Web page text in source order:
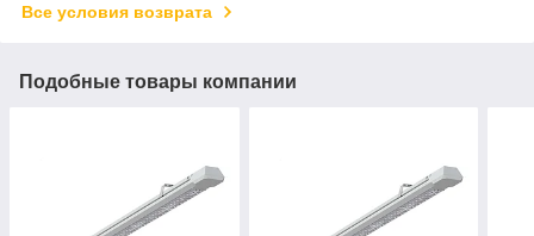
Все условия возврата
Подобные товары компании